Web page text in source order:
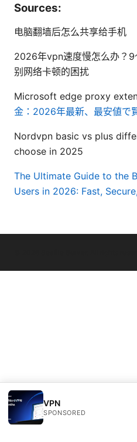
Sources:
电脑翻墙后怎么共享给手机
2026年vpn速度慢怎么办？
别网络卡顿的困扰
Microsoft edge proxy
金：2026年最新、最安値で
Nordvpn basic vs plus
choose in 2025
The Ultimate Guide to the
Users in 2026: Fast,
VPN
SPONSORED